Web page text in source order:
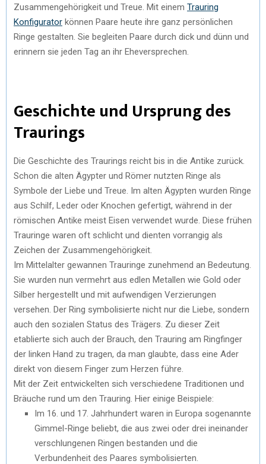
Zusammengehörigkeit und Treue. Mit einem Trauring
Konfigurator können Paare heute ihre ganz persönlichen
Ringe gestalten. Sie begleiten Paare durch dick und dünn und
erinnern sie jeden Tag an ihr Eheversprechen.
Geschichte und Ursprung des
Traurings
Die Geschichte des Traurings reicht bis in die Antike zurück.
Schon die alten Ägypter und Römer nutzten Ringe als
Symbole der Liebe und Treue. Im alten Ägypten wurden Ringe
aus Schilf, Leder oder Knochen gefertigt, während in der
römischen Antike meist Eisen verwendet wurde. Diese frühen
Trauringe waren oft schlicht und dienten vorrangig als
Zeichen der Zusammengehörigkeit.
Im Mittelalter gewannen Trauringe zunehmend an Bedeutung.
Sie wurden nun vermehrt aus edlen Metallen wie Gold oder
Silber hergestellt und mit aufwendigen Verzierungen
versehen. Der Ring symbolisierte nicht nur die Liebe, sondern
auch den sozialen Status des Trägers. Zu dieser Zeit
etablierte sich auch der Brauch, den Trauring am Ringfinger
der linken Hand zu tragen, da man glaubte, dass eine Ader
direkt von diesem Finger zum Herzen führe.
Mit der Zeit entwickelten sich verschiedene Traditionen und
Bräuche rund um den Trauring. Hier einige Beispiele:
Im 16. und 17. Jahrhundert waren in Europa sogenannte
Gimmel-Ringe beliebt, die aus zwei oder drei ineinander
verschlungenen Ringen bestanden und die
Verbundenheit des Paares symbolisierten.